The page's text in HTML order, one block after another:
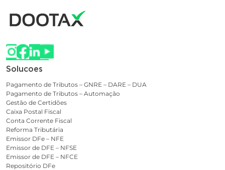
Solucoes
Pagamento de Tributos – GNRE – DARE – DUA
Pagamento de Tributos – Automação
Gestão de Certidões
Caixa Postal Fiscal
Conta Corrente Fiscal
Reforma Tributária
Emissor DFe – NFE
Emissor de DFE – NFSE
Emissor de DFE – NFCE
Repositório DFe